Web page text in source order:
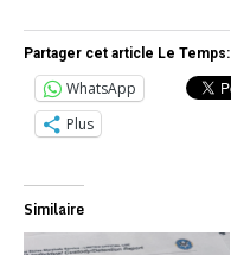
Partager cet article Le Temps:
WhatsApp
Plus
Similaire